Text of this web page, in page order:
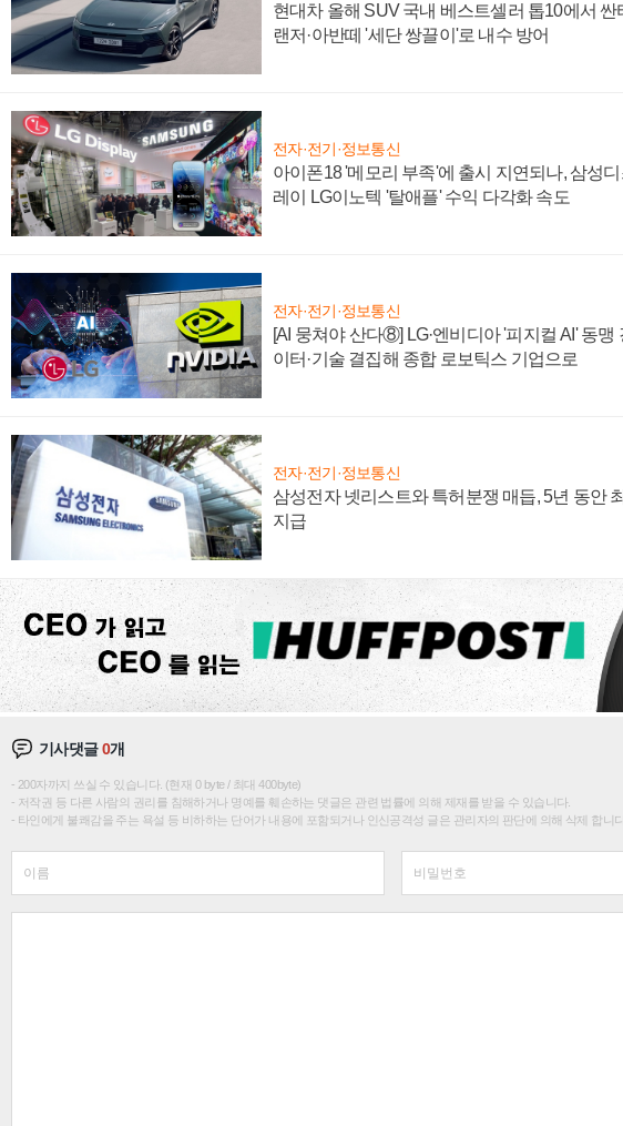
현대차 올해 SUV 국내 베스트셀러 톱10에서 싼
랜저·아반떼 '세단 쌍끌이'로 내수 방어
전자·전기·정보통신
아이폰18 '메모리 부족'에 출시 지연되나, 삼성
레이 LG이노텍 '탈애플' 수익 다각화 속도
전자·전기·정보통신
[AI 뭉쳐야 산다⑧] LG·엔비디아 '피지컬 AI' 동맹
이터·기술 결집해 종합 로보틱스 기업으로
전자·전기·정보통신
삼성전자 넷리스트와 특허분쟁 매듭, 5년 동안
지급
기사댓글0개
200자까지 쓰실 수 있습니다. (현재 0 byte / 최대 400byte)
저작권 등 다른 사람의 권리를 침해하거나 명예를 훼손하는 댓글은 관련 법률에 의해 제재를 받을 수 있습니다.
타인에게 불쾌감을 주는 욕설 등 비하하는 단어가 내용에 포함되거나 인신공격성 글은 관리자의 판단에 의해 삭제 합니